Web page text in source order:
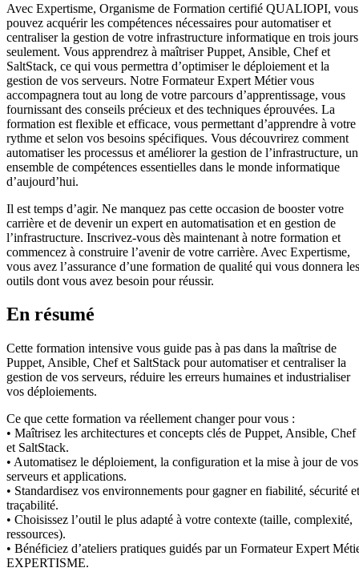
Avec Expertisme, Organisme de Formation certifié QUALIOPI, vous
pouvez acquérir les compétences nécessaires pour automatiser et
centraliser la gestion de votre infrastructure informatique en trois jours
seulement. Vous apprendrez à maîtriser Puppet, Ansible, Chef et
SaltStack, ce qui vous permettra d’optimiser le déploiement et la
gestion de vos serveurs. Notre Formateur Expert Métier vous
accompagnera tout au long de votre parcours d’apprentissage, vous
fournissant des conseils précieux et des techniques éprouvées. La
formation est flexible et efficace, vous permettant d’apprendre à votre
rythme et selon vos besoins spécifiques. Vous découvrirez comment
automatiser les processus et améliorer la gestion de l’infrastructure, un
ensemble de compétences essentielles dans le monde informatique
d’aujourd’hui.
Il est temps d’agir. Ne manquez pas cette occasion de booster votre
carrière et de devenir un expert en automatisation et en gestion de
l’infrastructure. Inscrivez-vous dès maintenant à notre formation et
commencez à construire l’avenir de votre carrière. Avec Expertisme,
vous avez l’assurance d’une formation de qualité qui vous donnera les
outils dont vous avez besoin pour réussir.
En résumé
Cette formation intensive vous guide pas à pas dans la maîtrise de
Puppet, Ansible, Chef et SaltStack pour automatiser et centraliser la
gestion de vos serveurs, réduire les erreurs humaines et industrialiser
vos déploiements.
Ce que cette formation va réellement changer pour vous :
• Maîtrisez les architectures et concepts clés de Puppet, Ansible, Chef
et SaltStack.
• Automatisez le déploiement, la configuration et la mise à jour de vos
serveurs et applications.
• Standardisez vos environnements pour gagner en fiabilité, sécurité et
traçabilité.
• Choisissez l’outil le plus adapté à votre contexte (taille, complexité,
ressources).
• Bénéficiez d’ateliers pratiques guidés par un Formateur Expert
EXPERTISME.